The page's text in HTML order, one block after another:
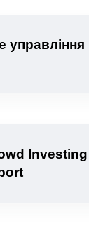
управління
Investing